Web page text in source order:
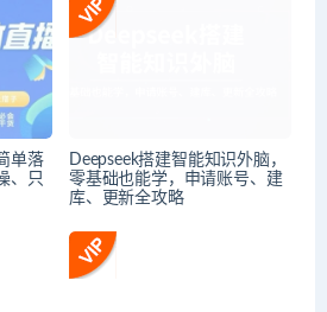
单落
、只
Deepseek搭建智能知识外脑，
零基础也能学，申请账号、建
库、更新全攻略